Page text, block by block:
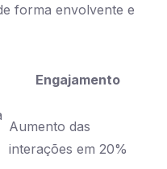
forma envolvente e
Engajamento
Aumento das
interações em 20%